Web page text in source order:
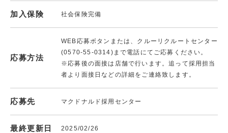
加入保険 社会保険完備
応募方法
WEB応募ボタンまたは、クルーリクルートセンター
(0570-55-0314)まで電話にてご応募ください。
※応募後の面接は店舗で行います。追って採用担当
者より面接日などの詳細をご連絡致します。
応募先 マクドナルド採用センター
最終更新日 2025/02/26